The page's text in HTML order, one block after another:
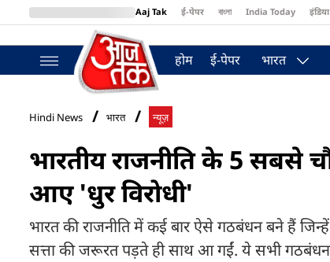
Aaj Tak ई-पेपर বাংলা India Today
BT Bazaar
होम ई-पेपर भारत
Hindi News भारत न्यूज़
भारतीय राजनीति के 5 सबसे
आए 'धुर विरोधी'
भारत की राजनीति में कई बार ऐसे गठबंधन बने हैं
सत्ता की जरूरत पड़ते ही साथ आ गईं. ये सभी गठबंधन